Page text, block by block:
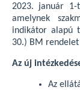
2023. január 1-
amelynek
indikátor alapú
30.) BM
Az új
Az